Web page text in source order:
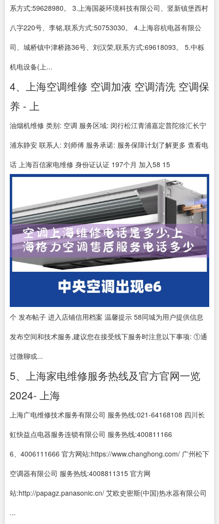
系方式:59628980。 3.上海国菱环境科技有限公司、竖新镇堡西村
八字220号、李铭,联系方式:50753030。 4.上海容杭电器有限公
司、城桥镇中津桥路36号、刘汉荣,联系方式:69618093。 5.中栎
机电设备(上...
4、上海空调维修 空调加液 空调清洗 空调保
养 - 上
油烟机维修 类别: 空调 服务区域: 闵行松江青浦嘉定普陀徐汇长宁
浦东静安 联系人: 刘师傅 服务承诺: 服务保障计划了解更多 查看电
话 上海百信家电维修 身份证认证 197个月 加入58 15
个 发布帖子 进入店铺信用档案 温馨提示 58同城为用户提供信息
发布空间和技术服务,建议您在接受线下服务时注意以下事项: ①通
过微聊或...
5、上海家电维修服务热线及官方官网一览
2024- 上海
上海广电维修技术服务有限公司 服务热线:021-64168108 四川长
虹快益点电器服务连锁有限公司 服务热线:400811166
6、4006111666 官方网站:https://www.changhong.com/ 广州松下
空调器有限公司 服务热线:4008811315 官方网
站:http://papagz.panasonic.cn/ 艾欧史密斯(中国)热水器有限公司
...